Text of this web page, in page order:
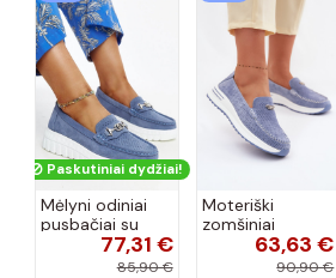
Paskutiniai dydžiai!
Mėlyni odiniai
pusbačiai su
dekoratyvine
sagtimi Taija
77,31 €
85,90 €
Moteriški
zomšiniai
mokasinai
Demela mėlynos
63,63 €
90,90 €